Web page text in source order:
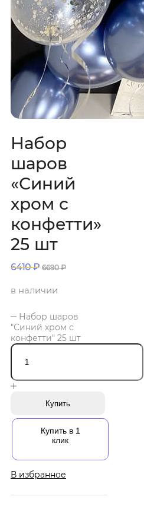
Набор
шаров
«Синий
хром с
конфетти»
25 шт
6410₽ 6690₽
в наличии
Набор шаров
"Синий хром с
конфетти" 25 шт
Купить
Купить в 1
клик
В избранное